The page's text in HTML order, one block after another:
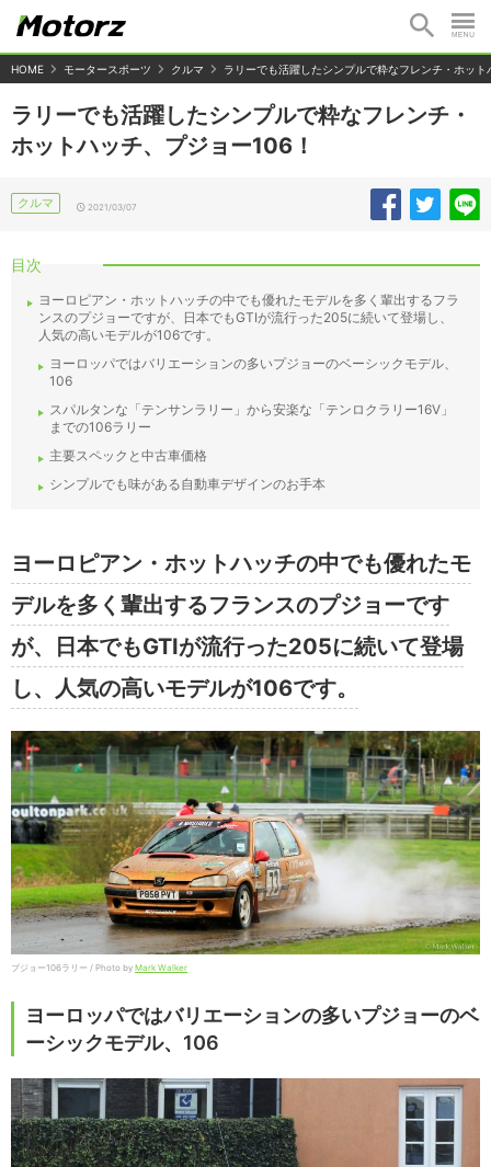
HOME モータースポーツ クルマ ラリーでも活躍したシンプルで粋なフレンチ・ホッ
ラリーでも活躍したシンプルで粋なフレンチ・
ホットハッチ、プジョー106！
クルマ 2021/03/07
目次
ヨーロピアン・ホットハッチの中でも優れたモデルを多く輩出するフラ
ンスのプジョーですが、日本でもGTIが流行った205に続いて登場し、
人気の高いモデルが106です。
ヨーロッパではバリエーションの多いプジョーのベーシックモデル、
106
スパルタンな「テンサンラリー」から安楽な「テンロクラリー16V」
までの106ラリー
主要スペックと中古車価格
シンプルでも味がある自動車デザインのお手本
ヨーロピアン・ホットハッチの中でも優れたモ
デルを多く輩出するフランスのプジョーです
が、日本でもGTIが流行った205に続いて登場
し、人気の高いモデルが106です。
プジョー106ラリー / Photo by Mark Walker
ヨーロッパではバリエーションの多いプジョーのベ
ーシックモデル、106